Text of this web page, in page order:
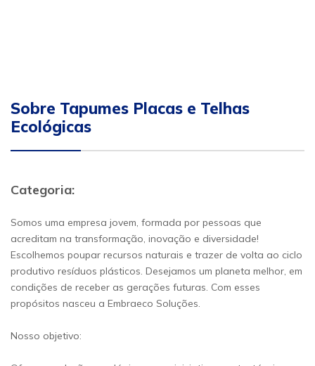
Sobre Tapumes Placas e Telhas
Ecológicas
Categoria:
Somos uma empresa jovem, formada por pessoas que
acreditam na transformação, inovação e diversidade!
Escolhemos poupar recursos naturais e trazer de volta ao ciclo
produtivo resíduos plásticos. Desejamos um planeta melhor, em
condições de receber as gerações futuras. Com esses
propósitos nasceu a Embraeco Soluções.
Nosso objetivo: